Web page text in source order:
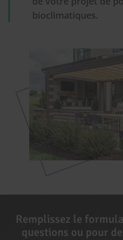
bioclimatiques.
Remplissez le
questions ou pour